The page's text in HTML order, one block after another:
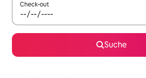
Check-out
Suche